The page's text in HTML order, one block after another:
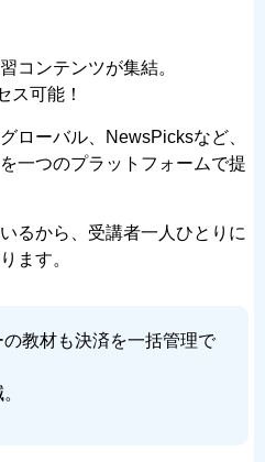
コンテンツが集結。
ス可能！
ローバル、NewsPicksなど、
一つのプラットフォームで提
るから、受講者一人ひとりに
ます。
教材も決済を一括管理で